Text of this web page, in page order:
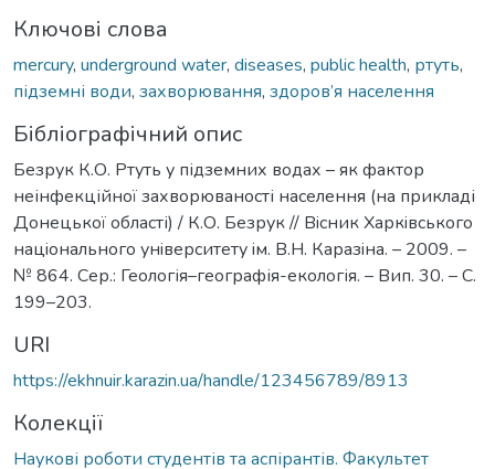
Ключові слова
mercury, underground water, diseases, public health, ртуть,
підземні води, захворювання, здоров’я населення
Бібліографічний опис
Безрук К.О. Ртуть у підземних водах – як фактор
неінфекційної захворюваності населення (на прикладі
Донецької області) / К.О. Безрук // Вiсник Харкiвського
нацiонального унiверситету iм. В.Н. Каразiна. – 2009. –
№ 864. Сер.: Геологія–географія-екологія. – Вип. 30. – С.
199–203.
URI
https://ekhnuir.karazin.ua/handle/123456789/8913
Колекції
Наукові роботи студентів та аспірантів. Факультет